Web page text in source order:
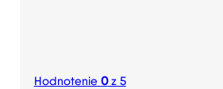
Hodnotenie 0z 5